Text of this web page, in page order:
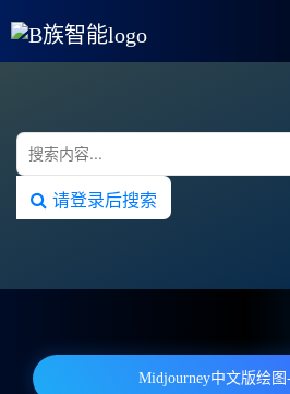
请登录后搜索
Midjourney中文版绘图